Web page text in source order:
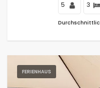
5 3
FERIENHAUS